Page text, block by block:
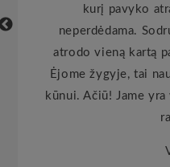
kurį pavyko
neperdėdama.
atrodo vieną kartą
Ėjome žygyje, tai
kūnui. Ačiū! Jame